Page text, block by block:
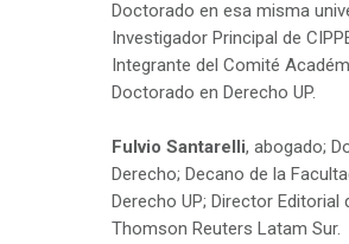
Doctorado en esa misma
Investigador Principal de
Integrante del Comité
Doctorado en Derecho UP.
Fulvio Santarelli, abogado;
Derecho; Decano de la
Derecho UP; Director Editorial
Thomson Reuters Latam Sur.